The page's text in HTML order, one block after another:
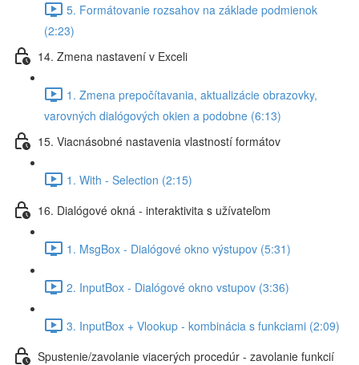
5. Formátovanie rozsahov na základe podmienok
(2:23)
14. Zmena nastavení v Exceli
1. Zmena prepočítavania, aktualizácie obrazovky,
varovných dialógových okien a podobne (6:13)
15. Viacnásobné nastavenia vlastností formátov
1. With - Selection (2:15)
16. Dialógové okná - interaktivita s užívateľom
1. MsgBox - Dialógové okno výstupov (5:31)
2. InputBox - Dialógové okno vstupov (3:36)
3. InputBox + Vlookup - kombinácia s funkciami (2:09)
Spustenie/zavolanie viacerých procedúr - zavolanie funkcií